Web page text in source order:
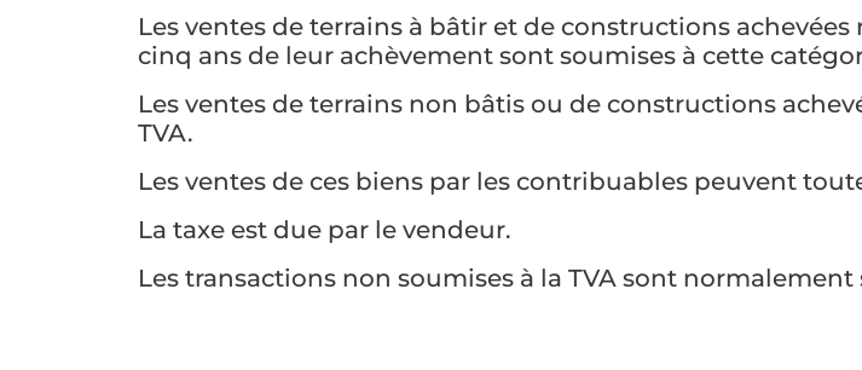
Les ventes de terrains à bâtir et de constructions
cinq ans de leur achèvement sont soumises à cette
Les ventes de terrains non bâtis ou de constructions
TVA.
Les ventes de ces biens par les contribuables peuvent
La taxe est due par le vendeur.
Les transactions non soumises à la TVA sont